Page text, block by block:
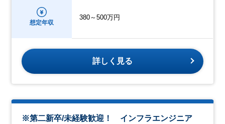
想定年収
380～500万円
詳しく見る
※第二新卒/未経験歓迎！ インフラエンジニア